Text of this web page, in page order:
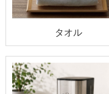
タオル